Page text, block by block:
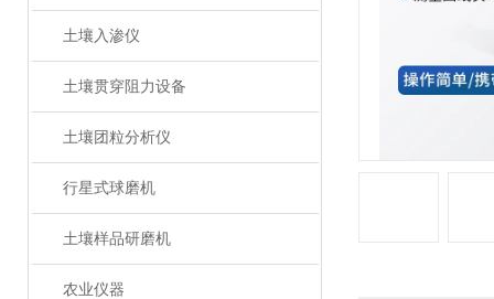
土壤入渗仪
土壤贯穿阻力设备
土壤团粒分析仪
行星式球磨机
土壤样品研磨机
农业仪器